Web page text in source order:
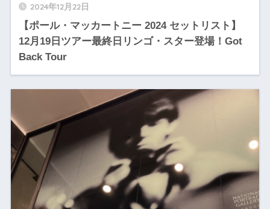
2024年12月22日
【ポール・マッカートニー 2024 セットリスト】
12月19日ツアー最終日リンゴ・スター登場！Got
Back Tour